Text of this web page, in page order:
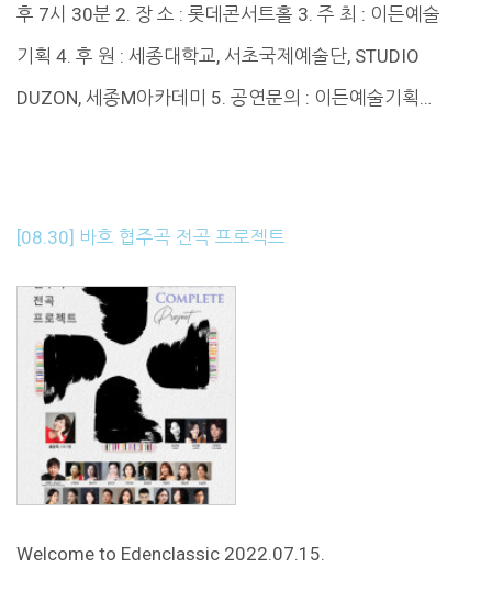
후 7시 30분 2. 장 소 : 롯데콘서트홀 3. 주 최 : 이든예술
기획 4. 후 원 : 세종대학교, 서초국제예술단, STUDIO
DUZON, 세종M아카데미 5. 공연문의 : 이든예술기획…
[08.30] 바흐 협주곡 전곡 프로젝트
Welcome to Edenclassic 2022.07.15.